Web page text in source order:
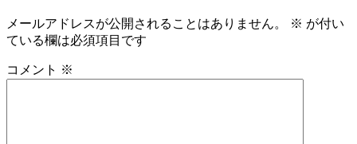
メールアドレスが公開されることはありません。 ※ が付い
ている欄は必須項目です
コメント ※